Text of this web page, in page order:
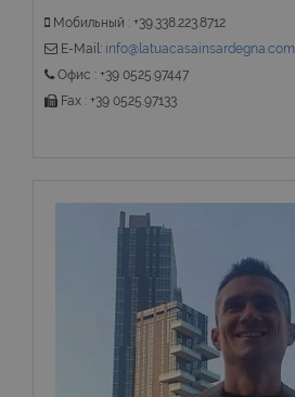
Мобильный : +39.338.223.8712
E-Mail: info@latuacasainsardegna.com
Офис : +39 0525.97447
Fax : +39 0525.97133